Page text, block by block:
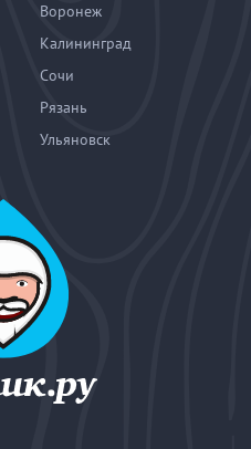
Воронеж
Калининград
Сочи
Рязань
Ульяновск